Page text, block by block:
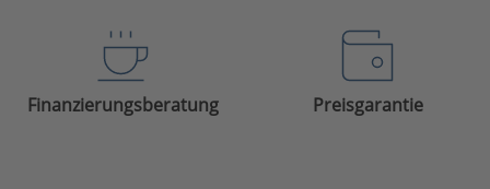
Finanzierungsberatung Preisgarantie